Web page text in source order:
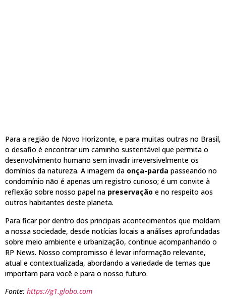
Para a região de Novo Horizonte, e para muitas outras no Brasil,
o desafio é encontrar um caminho sustentável que permita o
desenvolvimento humano sem invadir irreversivelmente os
domínios da natureza. A imagem da onça-parda passeando no
condomínio não é apenas um registro curioso; é um convite à
reflexão sobre nosso papel na preservação e no respeito aos
outros habitantes deste planeta.
Para ficar por dentro dos principais acontecimentos que moldam
a nossa sociedade, desde notícias locais a análises aprofundadas
sobre meio ambiente e urbanização, continue acompanhando o
RP News. Nosso compromisso é levar informação relevante,
atual e contextualizada, abordando a variedade de temas que
importam para você e para o nosso futuro.
Fonte: https://g1.globo.com